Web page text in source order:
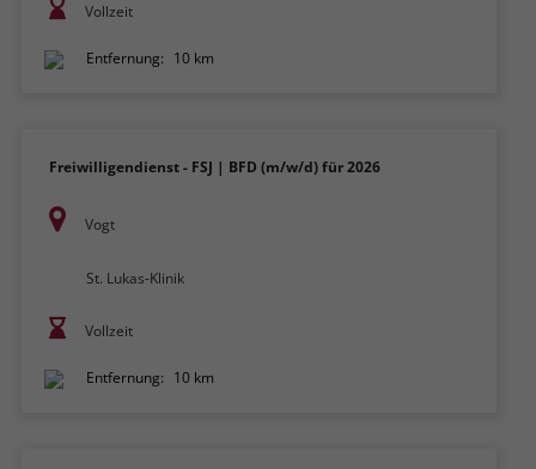
Vollzeit
Entfernung: 10 km
Freiwilligendienst - FSJ | BFD (m/w/d) für 2026
Vogt
St. Lukas-Klinik
Vollzeit
Entfernung: 10 km